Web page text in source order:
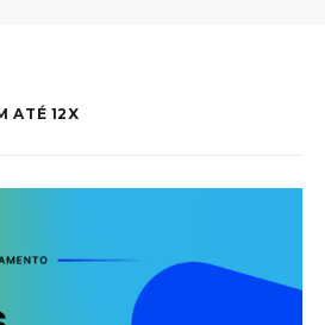
ATÉ 12X